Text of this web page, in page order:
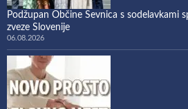
Podžupan Občine Sevnica s sodelavkami
zveze Slovenije
06.08.2026